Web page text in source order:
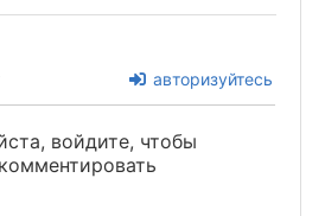
авторизуйтесь
войдите, чтобы